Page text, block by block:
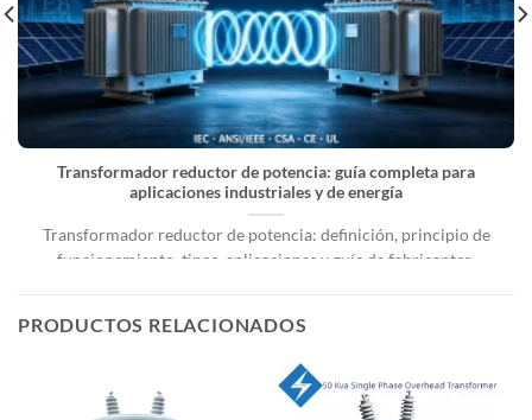
Transformador reductor de potencia: guía completa para
aplicaciones industriales y de energía
Transformador reductor de potencia: definición, principio de
funcionamiento, tipos, aplicaciones y guía de fabricantes.
PRODUCTOS RELACIONADOS